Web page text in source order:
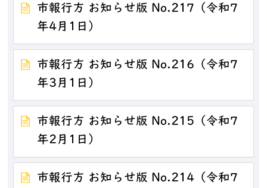
市報行方 お知らせ版 No.217（令和7
年4月1日）
市報行方 お知らせ版 No.216（令和7
年3月1日）
市報行方 お知らせ版 No.215（令和7
年2月1日）
市報行方 お知らせ版 No.214（令和7